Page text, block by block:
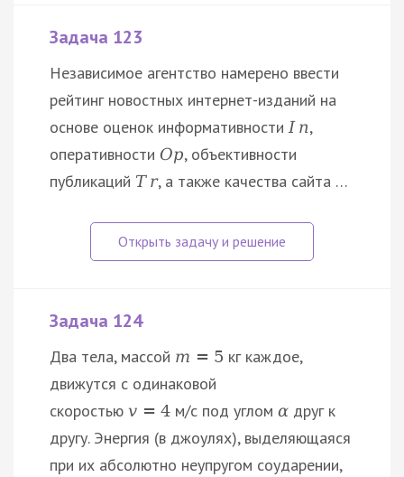
Задача 123
Независимое агентство намерено ввести
рейтинг новостных интернет-изданий на
основе оценок информативностиI n,
оперативности Op, объективности
публикаций T r, а также качества сайта …
Задача 124
Два тела, массой m = 5 кг каждое,
движутся с одинаковой
скоростью v = 4 м/с под угломα друг к
другу. Энергия (в джоулях), выделяющаяся
при их абсолютно неупругом соударении,